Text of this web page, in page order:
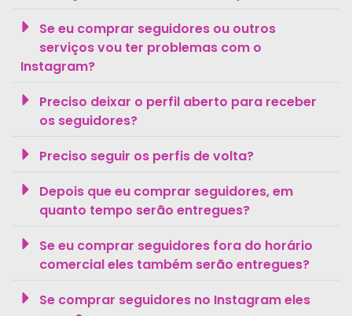
Se eu comprar seguidores ou outros
serviços vou ter problemas com o
Instagram?
Preciso deixar o perfil aberto para receber
os seguidores?
Preciso seguir os perfis de volta?
Depois que eu comprar seguidores, em
quanto tempo serão entregues?
Se eu comprar seguidores fora do horário
comercial eles também serão entregues?
Se comprar seguidores no Instagram eles